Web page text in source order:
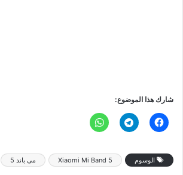
شارك هذا الموضوع:
الوسوم Xiaomi Mi Band 5 مى باند 5